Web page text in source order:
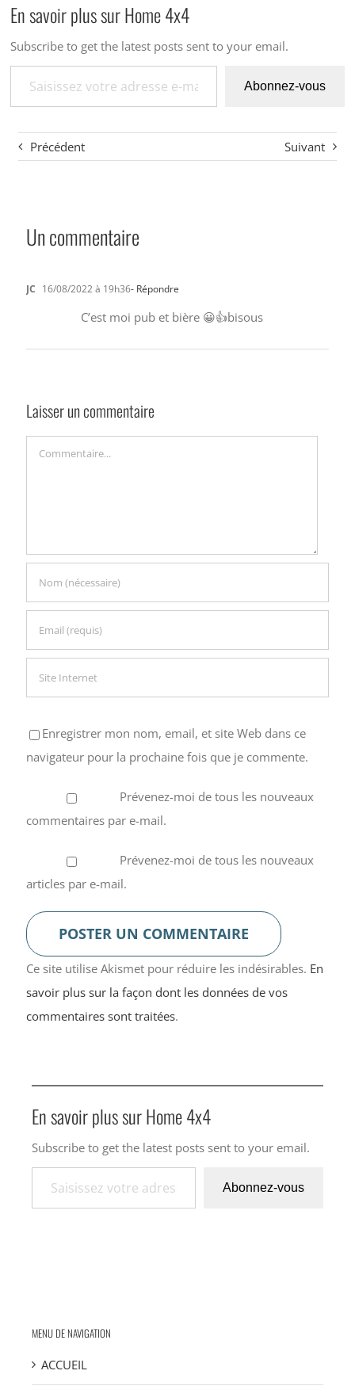
En savoir plus sur Home 4x4
Subscribe to get the latest posts sent to your email.
Saisissez votre adresse e-mail…
Abonnez-vous
Précédent Suivant
Un commentaire
JC 16/08/2022 à 19h36- Répondre
C’est moi pub et bière 😀👍bisous
Laisser un commentaire
Commentaire
Enregistrer mon nom, email, et site Web dans ce
navigateur pour la prochaine fois que je commente.
Prévenez-moi de tous les nouveaux
commentaires par e-mail.
Prévenez-moi de tous les nouveaux
articles par e-mail.
Ce site utilise Akismet pour réduire les indésirables. En
savoir plus sur la façon dont les données de vos
commentaires sont traitées.
En savoir plus sur Home 4x4
Subscribe to get the latest posts sent to your email.
Saisissez votre adresse e-mail…
Abonnez-vous
MENU DE NAVIGATION
ACCUEIL